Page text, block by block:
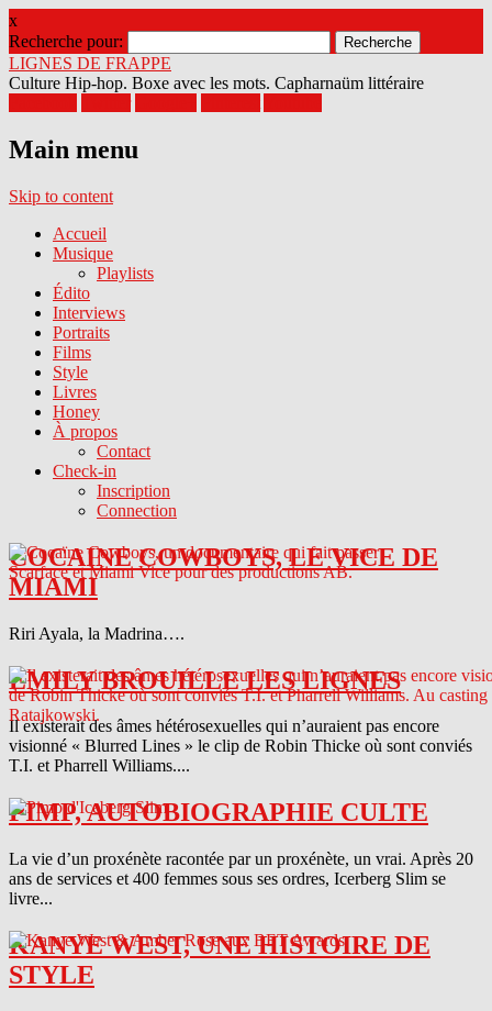
x
Recherche pour:
LIGNES DE FRAPPE
Culture Hip-hop. Boxe avec les mots. Capharnaüm littéraire
Main menu
Skip to content
Accueil
Musique
Playlists
Édito
Interviews
Portraits
Films
Style
Livres
Honey
À propos
Contact
Check-in
Inscription
Connection
COCAINE COWBOYS, LE VICE DE
MIAMI
Riri Ayala, la Madrina….
EMILY BROUILLE LES LIGNES
Il existerait des âmes hétérosexuelles qui n’auraient pas encore
visionné « Blurred Lines » le clip de Robin Thicke où sont conviés
T.I. et Pharrell Williams....
PIMP, AUTOBIOGRAPHIE CULTE
La vie d’un proxénète racontée par un proxénète, un vrai. Après 20
ans de services et 400 femmes sous ses ordres, Icerberg Slim se
livre...
KANYE WEST, UNE HISTOIRE DE
STYLE